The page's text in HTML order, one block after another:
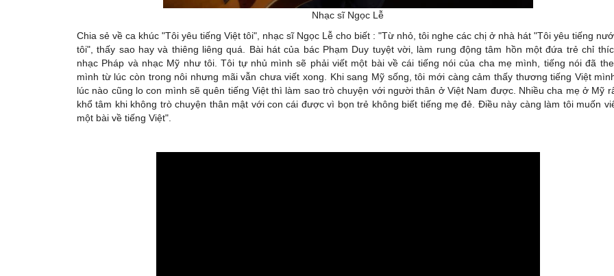
Nhạc sĩ Ngọc Lễ
Chia sẻ về ca khúc "Tôi yêu tiếng Việt tôi", nhạc sĩ Ngọc Lễ cho biết : "Từ nhỏ, tôi nghe các chị ở nhà hát "Tôi yêu tiếng
tôi", thấy sao hay và thiêng liêng quá. Bài hát của bác Phạm Duy tuyệt vời, làm rung động tâm hồn một đứa trẻ chỉ
nhạc Pháp và nhạc Mỹ như tôi. Tôi tự nhủ mình sẽ phải viết một bài về cái tiếng nói của cha mẹ mình, tiếng nói đã
mình từ lúc còn trong nôi nhưng mãi vẫn chưa viết xong. Khi sang Mỹ sống, tôi mới càng cảm thấy thương tiếng Việt
lúc nào cũng lo con mình sẽ quên tiếng Việt thì làm sao trò chuyện với người thân ở Việt Nam được. Nhiều cha mẹ ở Mỹ
khổ tâm khi không trò chuyện thân mật với con cái được vì bọn trẻ không biết tiếng mẹ đẻ. Điều này càng làm tôi muốn
một bài về tiếng Việt".